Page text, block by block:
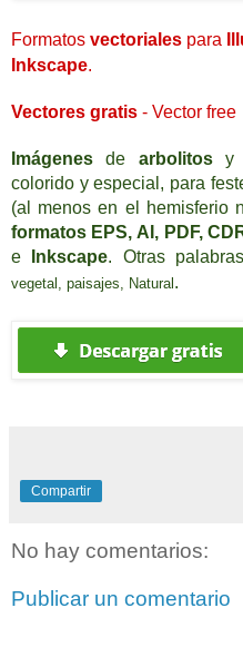
Formatos vectoriales para
Inkscape.
Vectores gratis - Vector free
Imágenes de arbolitosy
colorido y especial , para
(al menos en el hemisferio
formatos EPS, AI , PDF,
e
Inkscape. Otras
vegetal, paisajes, Natural .
Compartir
No hay comentarios:
Publicar un comentario